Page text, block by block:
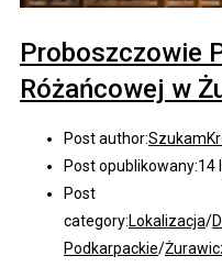
Proboszczowie
Różańcowej w
Post author:
Post opublikowany:14
Post
category:Lokalizacja/
Podkarpackie/